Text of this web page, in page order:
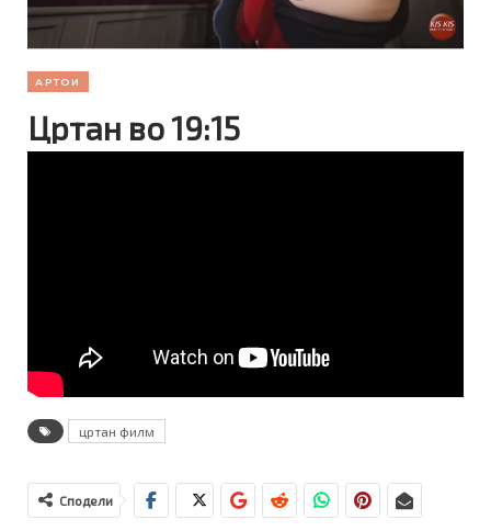
АРТОИ
Цртан во 19:15
цртан филм
Сподели